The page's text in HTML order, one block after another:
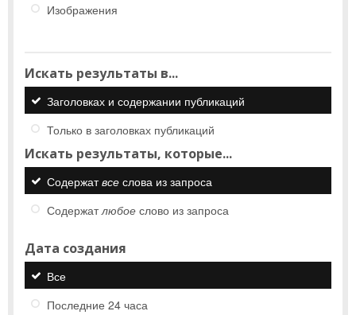
Изображения
Искать результаты в...
Заголовках и содержании публикаций
Только в заголовках публикаций
Искать результаты, которые...
Содержатвсе слова из запроса
Содержатлюбое слово из запроса
Дата создания
Все
Последние 24 часа